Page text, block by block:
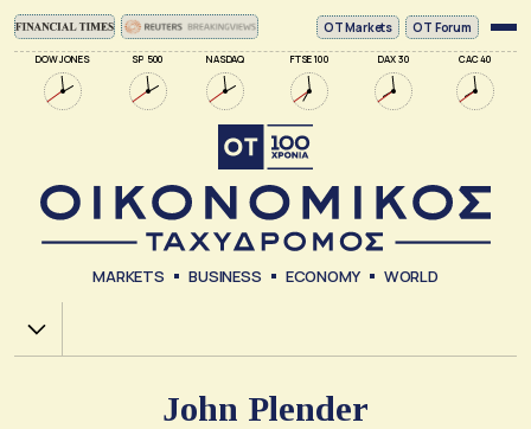
DOW JONES SP 500 NASDAQ FTSE 100 DAX 30 CAC 40
ΟΤ Markets OT Forum
MARKETS BUSINESS ECONOMY WORLD
Χ.Α.
John Plender